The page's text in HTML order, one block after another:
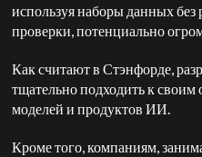
используя наборы данных без
проверки, потенциально
Как считают в Стэнфорде,
тщательно подходить к своим
моделей и продуктов ИИ.
Кроме того, компаниям,